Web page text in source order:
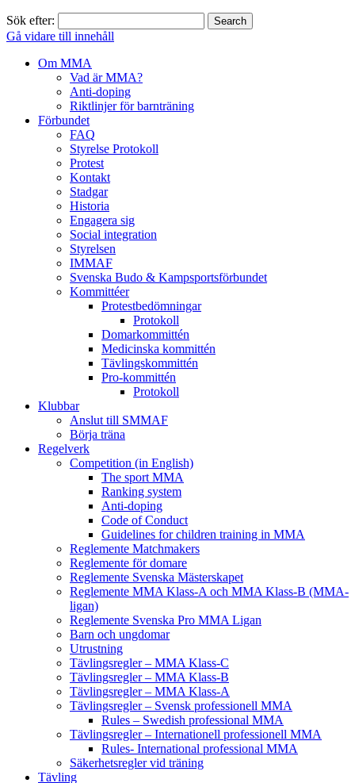
Sök efter:
Gå vidare till innehåll
Om MMA
Vad är MMA?
Anti-doping
Riktlinjer för barnträning
Förbundet
FAQ
Styrelse Protokoll
Protest
Kontakt
Stadgar
Historia
Engagera sig
Social integration
Styrelsen
IMMAF
Svenska Budo & Kampsportsförbundet
Kommittéer
Protestbedömningar
Protokoll
Domarkommittén
Medicinska kommittén
Tävlingskommittén
Pro-kommittén
Protokoll
Klubbar
Anslut till SMMAF
Börja träna
Regelverk
Competition (in English)
The sport MMA
Ranking system
Anti-doping
Code of Conduct
Guidelines for children training in MMA
Reglemente Matchmakers
Reglemente för domare
Reglemente Svenska Mästerskapet
Reglemente MMA Klass-A och MMA Klass-B (MMA-
ligan)
Reglemente Svenska Pro MMA Ligan
Barn och ungdomar
Utrustning
Tävlingsregler – MMA Klass-C
Tävlingsregler – MMA Klass-B
Tävlingsregler – MMA Klass-A
Tävlingsregler – Svensk professionell MMA
Rules – Swedish professional MMA
Tävlingsregler – Internationell professionell MMA
Rules- International professional MMA
Säkerhetsregler vid träning
Tävling